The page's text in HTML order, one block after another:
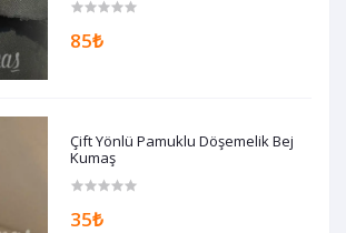
85₺
Çift Yönlü Pamuklu Döşemelik Bej
Kumaş
35₺